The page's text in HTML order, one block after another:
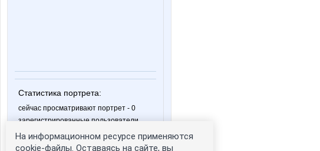
Статистика портрета:
сейчас просматривают портрет - 0
зарегистрированные пользователи
На информационном ресурсе применяются
cookie-файлы. Оставаясь на сайте, вы